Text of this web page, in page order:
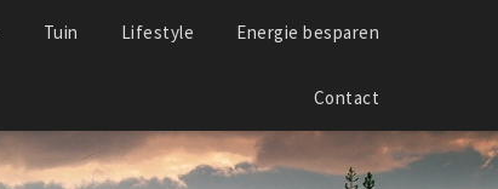
Tuin Lifestyle Energie besparen
Contact